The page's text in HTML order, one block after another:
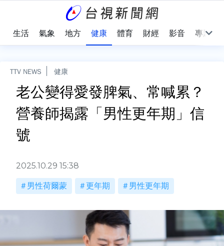
生活 氣象 地方 健康 體育 財經 影音 專題
TTV NEWS 健康
老公變得愛發脾氣、常喊累？
營養師揭露「男性更年期」信
號
2025.10.29 15:38
男性荷爾蒙 更年期 男性更年期